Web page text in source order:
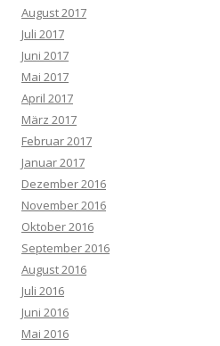
August 2017
Juli 2017
Juni 2017
Mai 2017
April 2017
März 2017
Februar 2017
Januar 2017
Dezember 2016
November 2016
Oktober 2016
September 2016
August 2016
Juli 2016
Juni 2016
Mai 2016